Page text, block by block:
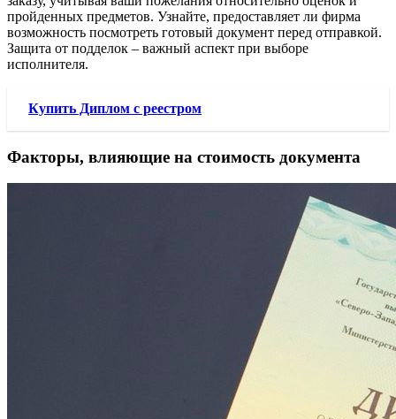
пройденных предметов. Узнайте, предоставляет ли фирма
возможность посмотреть готовый документ перед отправкой.
Защита от подделок – важный аспект при выборе
исполнителя.
Купить Диплом с реестром
Факторы, влияющие на стоимость документа